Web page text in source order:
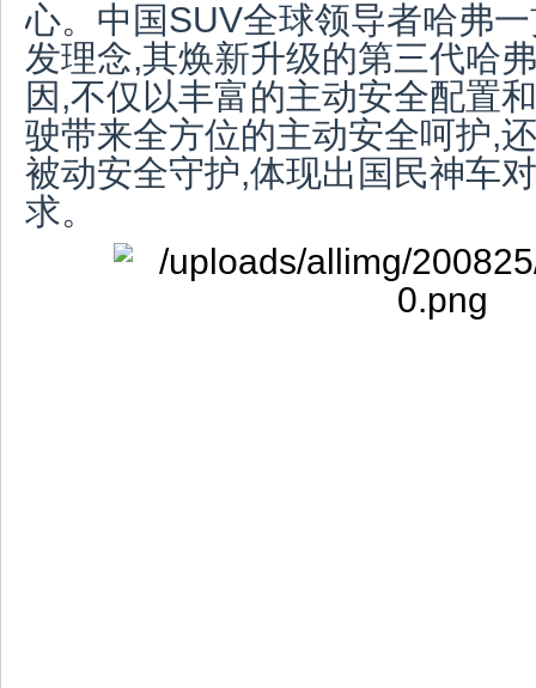
心。中国SUV全球领导者哈弗
发理念,其焕新升级的第三代哈
因,不仅以丰富的主动安全配置
驶带来全方位的主动安全呵护,
被动安全守护,体现出国民神车
求。